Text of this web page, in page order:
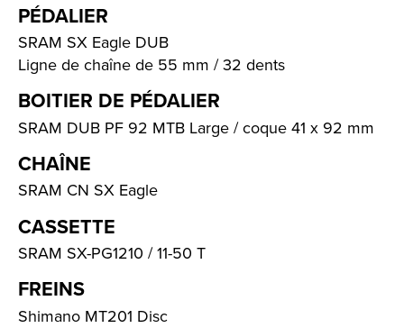
PÉDALIER
SRAM SX Eagle DUB
Ligne de chaîne de 55 mm / 32 dents
BOITIER DE PÉDALIER
SRAM DUB PF 92 MTB Large / coque 41 x 92 mm
CHAÎNE
SRAM CN SX Eagle
CASSETTE
SRAM SX-PG1210 / 11-50 T
FREINS
Shimano MT201 Disc